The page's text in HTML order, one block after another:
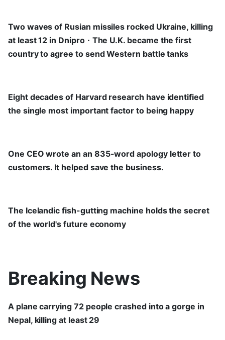
Two waves of Rusian missiles rocked Ukraine, killing
at least 12 in DniproㆍThe U.K. became the first
country to agree to send Western battle tanks
Eight decades of Harvard research have identified
the single most important factor to being happy
One CEO wrote an an 835-word apology letter to
customers. It helped save the business.
The Icelandic fish-gutting machine holds the secret
of the world's future economy
Breaking News
A plane carrying 72 people crashed into a gorge in
Nepal, killing at least 29